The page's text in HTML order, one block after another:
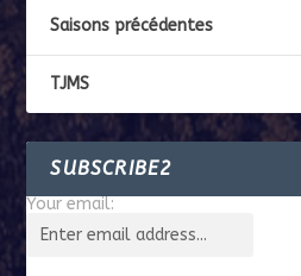
Saisons précédentes
TJMS
SUBSCRIBE2
Your email: